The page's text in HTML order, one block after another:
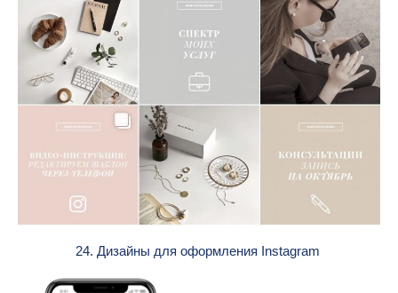
24. Дизайны для оформления Instagram